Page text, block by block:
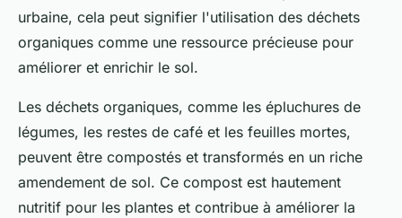
urbaine, cela peut signifier l'utilisation des déchets
organiques comme une ressource précieuse pour
améliorer et enrichir le sol.
Les déchets organiques, comme les épluchures de
légumes, les restes de café et les feuilles mortes,
peuvent être compostés et transformés en un riche
amendement de sol. Ce compost est hautement
nutritif pour les plantes et contribue à améliorer la